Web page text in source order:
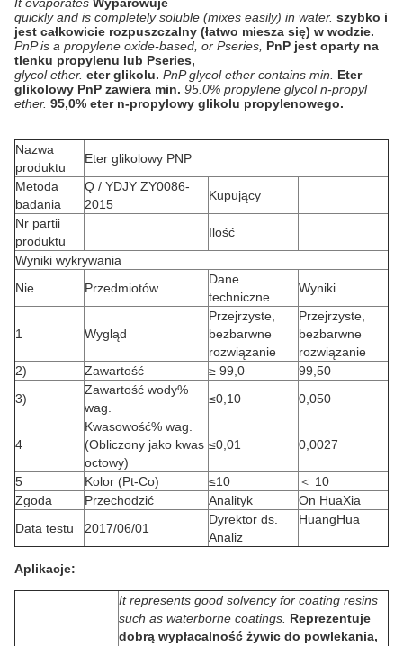
quickly and is completely soluble (mixes easily) in water. szybko i
jest całkowicie rozpuszczalny (łatwo miesza się) w wodzie.
PnP is a propylene oxide-based, or Pseries, PnP jest oparty na
tlenku propylenu lub Pseries,
glycol ether. eter glikolu. PnP glycol ether contains min.
Eter
glikolowy PnP zawiera min. 95.0% propylene glycol n-propyl
ether. 95,0% eter n-propylowy glikolu propylenowego.
Nazwa
produktu
Eter glikolowy PNP
Metoda
badania
Q / YDJY ZY0086-
2015
Kupujący
Nr partii
produktu
Ilość
Wyniki wykrywania
Nie.
Przedmiotów
Dane
techniczne
Wyniki
1 Wygląd
Przejrzyste,
bezbarwne
rozwiązanie
Przejrzyste,
bezbarwne
rozwiązanie
2)
Zawartość ≥ 99,0
99,50
3)
Zawartość wody%
wag.
≤0,10 0,050
4
Kwasowość% wag.
(Obliczony jako kwas
octowy)
≤0,01 0,0027
5 Kolor (Pt-Co) ≤10
＜ 10
Zgoda
Przechodzić Analityk
On HuaXia
Data testu
2017/06/01
Dyrektor ds.
Analiz
HuangHua
Aplikacje:
It represents good solvency for coating resins
such as waterborne coatings. Reprezentuje
dobrą wypłacalność żywic do powlekania,